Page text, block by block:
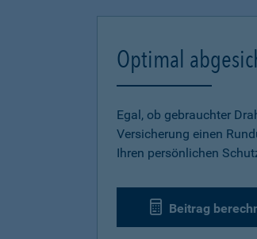
Optimal
Egal, ob gebrauchter
Versicherung einen
Ihren persönlichen
Beitrag